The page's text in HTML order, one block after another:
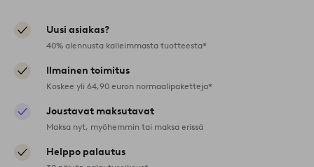
Uusi asiakas?
40% alennusta kalleimmasta tuotteesta*
Ilmainen toimitus
Koskee yli 64,90 euron normaalipaketteja*
Joustavat maksutavat
Maksa nyt, myöhemmin tai maksa erissä
Helppo palautus